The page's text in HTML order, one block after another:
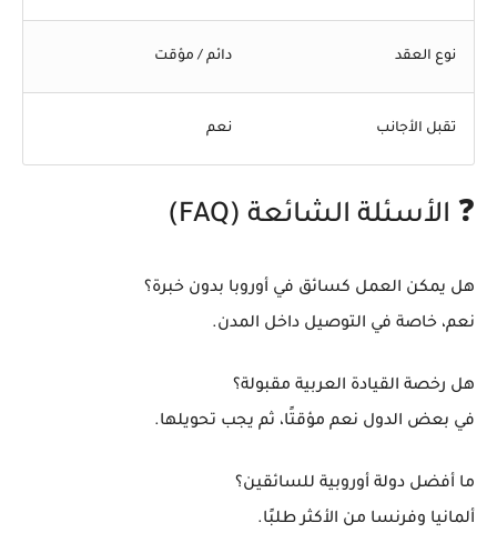
نوع العقد دائم / مؤقت
تقبل الأجانب نعم
❓ الأسئلة الشائعة (FAQ)
هل يمكن العمل كسائق في أوروبا بدون خبرة؟
نعم، خاصة في التوصيل داخل المدن.
هل رخصة القيادة العربية مقبولة؟
في بعض الدول نعم مؤقتًا، ثم يجب تحويلها.
ما أفضل دولة أوروبية للسائقين؟
ألمانيا وفرنسا من الأكثر طلبًا.